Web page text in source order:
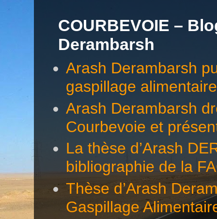
COURBEVOIE –
Derambarsh
Arash Derambarsh
gaspillage
Arash Derambarsh
Courbevoie et
La thèse d’Arash
bibliographie de la
Thèse d’Arash
Gaspillage